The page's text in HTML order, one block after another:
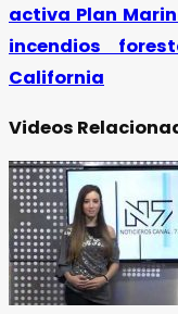
activa Plan
incendios
California
Videos